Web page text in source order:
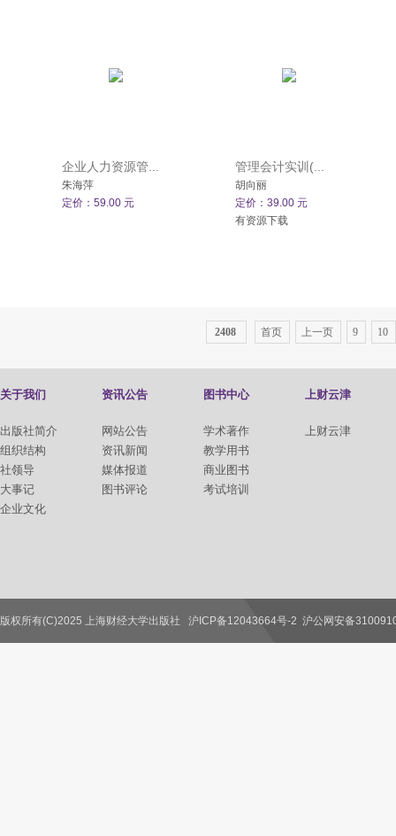
企业人力资源管...
朱海萍
定价：59.00 元
管理会计实训(...
胡向丽
定价：39.00 元
有资源下载
2408 首页 上一页 9 10
关于我们
出版社简介
组织结构
社领导
大事记
企业文化
资讯公告
网站公告
资讯新闻
媒体报道
图书评论
图书中心
学术著作
教学用书
商业图书
考试培训
上财云津
上财云津
联系我们
版权所有(C)2025 上海财经大学出版社 沪ICP备12043664号-2 沪公网安备